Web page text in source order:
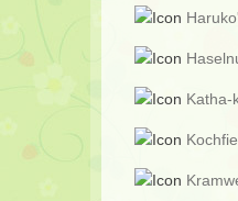
Katha-